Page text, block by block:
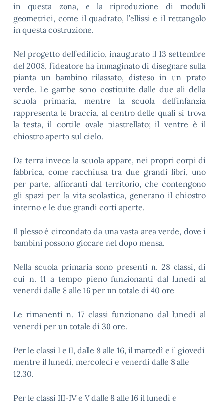
in questa zona, e la riproduzione di moduli
geometrici, come il quadrato, l’ellissi e il rettangolo
in questa costruzione.
Nel progetto dell’edificio, inaugurato il 13 settembre
del 2008, l’ideatore ha immaginato di disegnare sulla
pianta un bambino rilassato, disteso in un prato
verde. Le gambe sono costituite dalle due ali della
scuola primaria, mentre la scuola dell’infanzia
rappresenta le braccia, al centro delle quali si trova
la testa, il cortile ovale piastrellato; il ventre è il
chiostro aperto sul cielo.
Da terra invece la scuola appare, nei propri corpi di
fabbrica, come racchiusa tra due grandi libri, uno
per parte, affioranti dal territorio, che contengono
gli spazi per la vita scolastica, generano il chiostro
interno e le due grandi corti aperte.
Il plesso è circondato da una vasta area verde, dove i
bambini possono giocare nel dopo mensa.
Nella scuola primaria sono presenti n. 28 classi, di
cui n. 11 a tempo pieno funzionanti dal lunedì al
venerdì dalle 8 alle 16 per un totale di 40 ore.
Le rimanenti n. 17 classi funzionano dal lunedì al
venerdì per un totale di 30 ore.
Per le classi I e II, dalle 8 alle 16, il martedì e il giovedì
mentre il lunedì, mercoledì e venerdì dalle 8 alle
12.30.
Per le classi III-IV e V dalle 8 alle 16 il lunedì e